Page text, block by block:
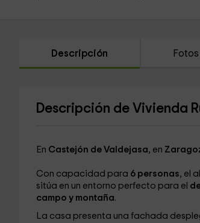
Descripción Fotos
Descripción de Vivienda
En Castejón de Valdejasa, en
Con capacidad para 6 personas, el
sitúa en un entorno perfecto para el
campo y montaña.
La casa presenta una fachada